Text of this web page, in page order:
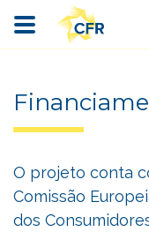
O projeto conta
Comissão
dos